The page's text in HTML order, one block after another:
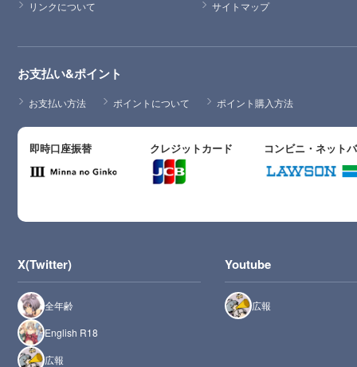
リンクについて
サイトマップ
お支払い&ポイント
お支払い方法 ポイントについて ポイント購入方法
即時口座振替 クレジットカード コンビニ・ネット
X(Twitter)
全年齢
English R18
広報
Youtube
広報